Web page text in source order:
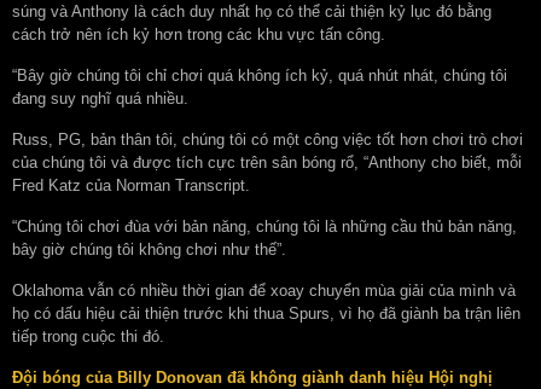
súng và Anthony là cách duy nhất họ có thể cải thiện kỷ lục đó bằng
cách trở nên ích kỷ hơn trong các khu vực tấn công.
“Bây giờ chúng tôi chỉ chơi quá không ích kỷ, quá nhút nhát, chúng tôi
đang suy nghĩ quá nhiều.
Russ, PG, bản thân tôi, chúng tôi có một công việc tốt hơn chơi trò chơi
của chúng tôi và được tích cực trên sân bóng rổ, “Anthony cho biết, mỗi
Fred Katz của Norman Transcript.
“Chúng tôi chơi đùa với bản năng, chúng tôi là những cầu thủ bản năng,
bây giờ chúng tôi không chơi như thế”.
Oklahoma vẫn có nhiều thời gian để xoay chuyển mùa giải của mình và
họ có dấu hiệu cải thiện trước khi thua Spurs, vì họ đã giành ba trận liên
tiếp trong cuộc thi đó.
Đội bóng của Billy Donovan đã không giành danh hiệu Hội nghị